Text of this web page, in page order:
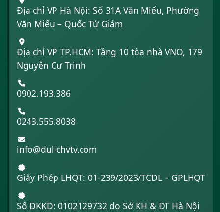
Địa chỉ VP Hà Nội: Số 31A Văn Miếu, Phường
Văn Miếu – Quốc Tử Giám
Địa chỉ VP TP.HCM: Tầng 10 tòa nhà VNO, 179
Nguyễn Cư Trinh
0902.193.386
0243.555.8038
info@dulichvtv.com
Giấy Phép LHQT: 01-239/2023/TCDL – GPLHQT
Số ĐKKD: 0102129732 do Sở KH & ĐT Hà Nội